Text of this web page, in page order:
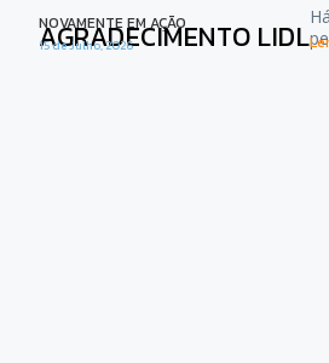
NOVAMENTE EM AÇÃO
AGRADECIMENTO LIDL
15 de Julho, 2026